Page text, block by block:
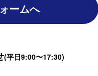
ームへ
(平日9:00〜17:30)